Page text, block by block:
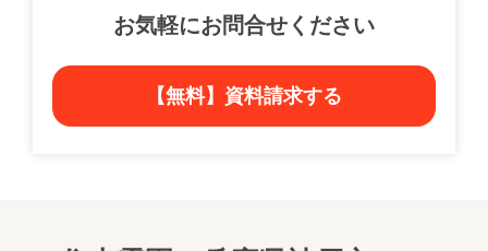
お気軽にお問合せください
【無料】資料請求する